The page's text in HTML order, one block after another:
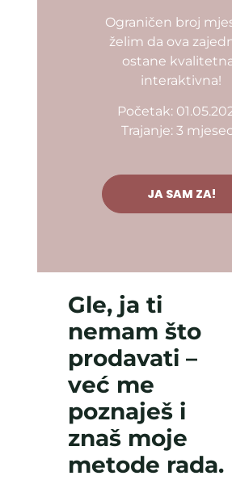
Ograničen broj
želim da ova
ostane
interaktivna!
Početak:
Trajanje: 3
JA SAM ZA!
Gle, ja ti
nemam što
prodavati –
već me
poznaješ i
znaš moje
metode rada.